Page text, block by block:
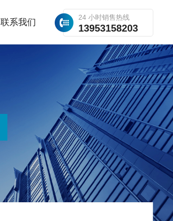
24 小时销售热线
13953158203
联系我们